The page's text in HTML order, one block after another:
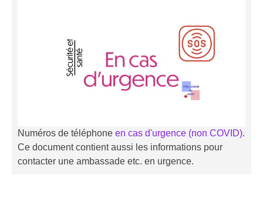
Numéros de téléphone en cas d'urgence (non COVID).
Ce document contient aussi les informations pour
contacter une ambassade etc. en urgence.